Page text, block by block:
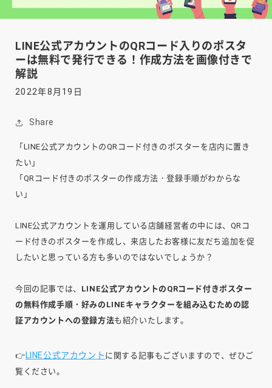
LINE公式アカウントのQRコード入りのポスタ
ーは無料で発行できる！作成方法を画像付きで
解説
2022年8月19日
Share
「LINE公式アカウントのQRコード付きのポスターを店内に置き
たい」
「QRコード付きのポスターの作成方法・登録手順がわからな
い」
LINE公式アカウントを運用している店舗経営者の中には、QRコ
ード付きのポスターを作成し、来店したお客様に友だち追加を促
したいと思っている方も多いのではないでしょうか？
今回の記事では、 LINE公式アカウントのQRコード付きポスター
の無料作成手順・好みのLINEキャラクターを組み込むための認
証アカウントへの登録方法も紹介いたします。
👉 LINE公式アカウント に関する記事もございますので、ぜひご
覧ください。